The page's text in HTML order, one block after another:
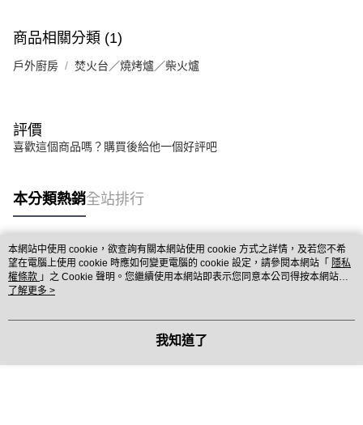
商品相關分類 (1)
戶外廚房 焚火台／燒烤爐／柴火爐
評價
喜歡這個商品嗎？購買後給他一個好評吧
本分類熱銷全站排行
熱門標籤
本網站中使用 cookie，欲查詢有關本網站使用 cookie 方式之詳情，及若您不希
望在電腦上使用 cookie 時應如何變更電腦的 cookie 設定，請參閱本網站「 隱私
權條款 」之 Cookie 聲明。您繼續使用本網站即表示您同意本公司得按本網站使
用條款之 Cookie 聲明使用 cookie。
了解更多 >
我知道了